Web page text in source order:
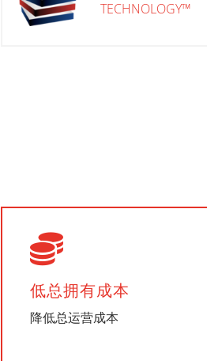
TECHNOLOGY™
低总拥有成本
降低总运营成本